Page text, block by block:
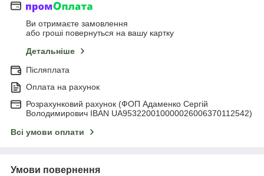
Ви отримаєте замовлення
або гроші повернуться на вашу картку
Детальніше
Післяплата
Оплата на рахунок
Розрахунковий рахунок (ФОП Адаменко Сергій
Володимирович IBAN UA953220010000026006370112542)
Всі умови оплати
Умови повернення